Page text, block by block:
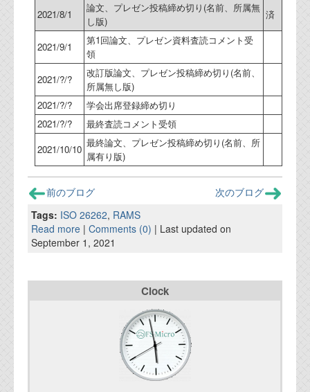
オフィス
実績
機能安全ブログ
設計ブログ
テクノロジ
ブログテーマ
資料閲覧パスワードをお問い合わせ頂き
名は"opendocument"です。
2021/8/1
論文、プレゼン投稿締め切り(名前、所属無
し版)
済
2021/9/1
第1回論文、プレゼン資料査読コメント受
領
2021/?/?
改訂版論文、プレゼン投稿締め切り(名前、
所属無し版)
2021/?/?
学会出席登録締め切り
2021/?/?
最終査読コメント受領
2021/10/10
最終論文、プレゼン投稿締め切り(名前、所
属有り版)
前のブログ
次のブログ
Tags: ISO 26262, RAMS
Read more | Comments (0) | Last updated on
September 1, 2021
Clock